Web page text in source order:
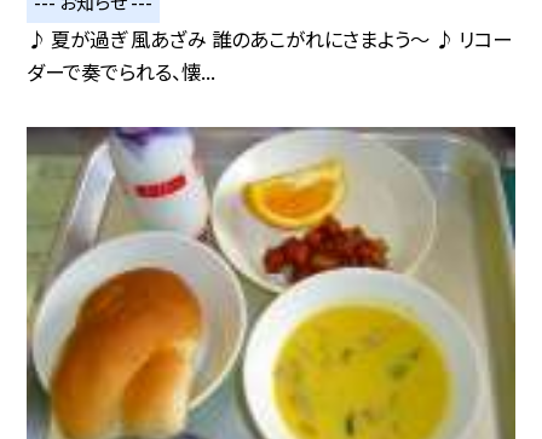
♪ 夏が過ぎ 風あざみ 誰のあこがれにさまよう〜 ♪ リコー
ダーで奏でられる、懐...